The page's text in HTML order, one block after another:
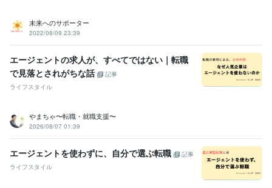
未来へのサポーター
2022/08/09 23:39
エージェントの求人が、すべてではない｜転職
で見落とされがちな話
記事
ライフスタイル
やまちゃ〜転職・就職支援〜
2026/08/07 01:39
エージェントを使わずに、自分で選ぶ転職
記事
ライフスタイル